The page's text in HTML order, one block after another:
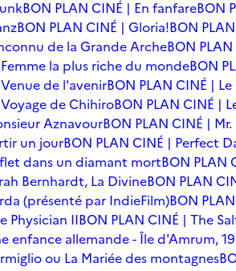
BON PLAN CINÉ | En fanfareBON
BON PLAN CINÉ | Gloria!BON
de la Grande ArcheBON
la plus riche du mondeBON
de l'avenirBON PLAN CINÉ |
de ChihiroBON PLAN CINÉ |
AznavourBON PLAN CINÉ |
un jourBON PLAN CINÉ | Perfect
dans un diamant mortBON PLAN
Bernhardt, La DivineBON PLAN
(présenté par IndieFilm)BON
Physician IIBON PLAN CINÉ | The
enfance allemande - Île d'Amrum,
ou La Mariée des montagnes